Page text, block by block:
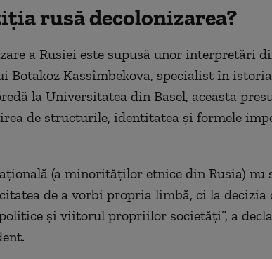
rusă decolonizarea?
a Rusiei este supusă unor interpretări
Kassîmbekova, specialist în istoria
la Universitatea din Basel, aceasta
de structurile, identitatea și formele
(a minorităților etnice din Rusia) nu
de a vorbi propria limbă, ci la decizia
și viitorul propriilor societăți”, a